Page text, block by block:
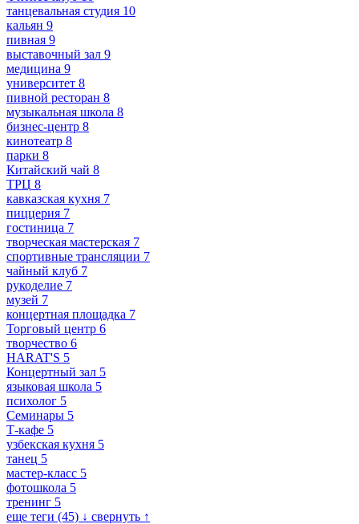
танцевальная студия 10
кальян 9
пивная 9
выставочный зал 9
медицина 9
университет 8
пивной ресторан 8
музыкальная школа 8
бизнес-центр 8
кинотеатр 8
парки 8
Китайский чай 8
ТРЦ 8
кавказская кухня 7
пиццерия 7
гостиница 7
творческая мастерская 7
спортивные трансляции 7
чайный клуб 7
рукоделие 7
музей 7
концертная площадка 7
Торговый центр 6
творчество 6
HARAT'S 5
Концертный зал 5
языковая школа 5
психолог 5
Семинары 5
Т-кафе 5
узбекская кухня 5
танец 5
мастер-класс 5
фотошкола 5
тренинг 5
еще теги (45) ↓ свернуть ↑